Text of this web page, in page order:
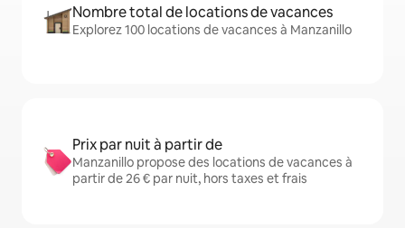
Nombre total de locations de vacances
Explorez 100 locations de vacances à Manzanillo
Prix par nuit à partir de
Manzanillo propose des locations de vacances à
partir de 26 € par nuit, hors taxes et frais